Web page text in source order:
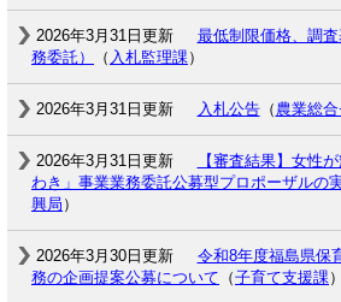
2026年3月31日更新
最低制限価格、調
務委託）
（ 入札監理課）
2026年3月31日更新 入札公告（ 農業総
2026年3月31日更新
【審査結果】女性
わき」事業業務委託公募型プロポーザルの
興局 ）
2026年3月30日更新
令和8年度福島県保
務の企画提案公募について （子育て支援課）